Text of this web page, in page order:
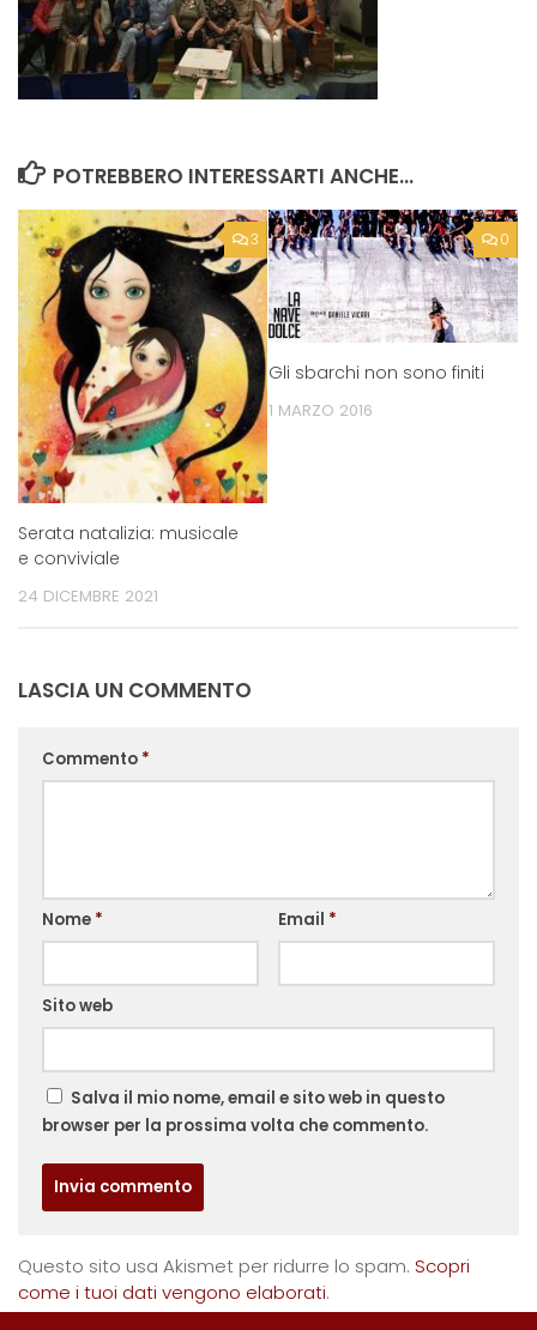
POTREBBERO INTERESSARTI ANCHE...
3
Serata natalizia: musicale
e conviviale
24 DICEMBRE 2021
0
Gli sbarchi non sono finiti
1 MARZO 2016
LASCIA UN COMMENTO
Commento *
Nome * Email *
Sito web
Salva il mio nome, email e sito web in questo
browser per la prossima volta che commento.
Questo sito usa Akismet per ridurre lo spam. Scopri
come i tuoi dati vengono elaborati.